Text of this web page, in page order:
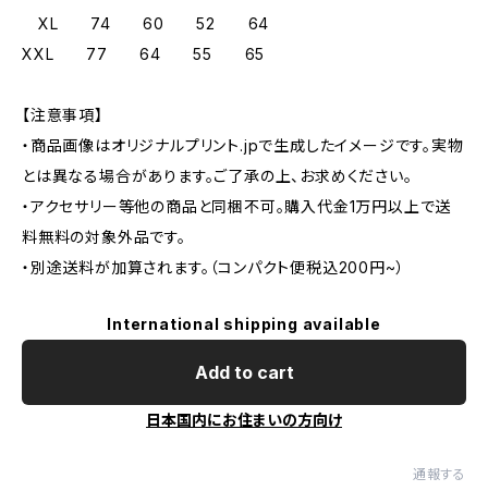
XL 74 60 52 64
XXL 77 64 55 65
【注意事項】
・商品画像はオリジナルプリント.jpで生成したイメージです。実物
とは異なる場合があります。ご了承の上、お求めください。
・アクセサリー等他の商品と同梱不可。購入代金1万円以上で送
料無料の対象外品です。
・別途送料が加算されます。（コンパクト便税込200円~）
International shipping available
Add to cart
日本国内にお住まいの方向け
通報する